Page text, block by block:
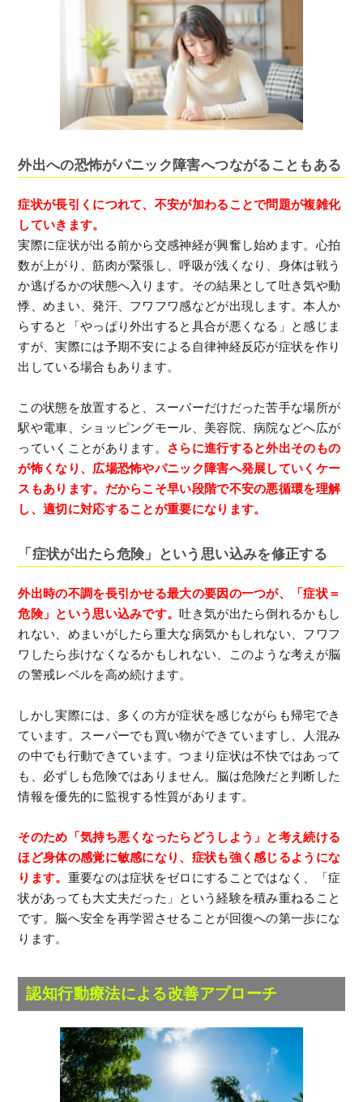
外出への恐怖がパニック障害へつながることもある
症状が長引くにつれて、不安が加わることで問題が複雑化
していきます。
実際に症状が出る前から交感神経が興奮し始めます。心拍
数が上がり、筋肉が緊張し、呼吸が浅くなり、身体は戦う
か逃げるかの状態へ入ります。その結果として吐き気や動
悸、めまい、発汗、フワフワ感などが出現します。本人か
らすると「やっぱり外出すると具合が悪くなる」と感じま
すが、実際には予期不安による自律神経反応が症状を作り
出している場合もあります。
この状態を放置すると、スーパーだけだった苦手な場所が
駅や電車、ショッピングモール、美容院、病院などへ広が
っていくことがあります。
さらに進行すると外出そのもの
が怖くなり、広場恐怖やパニック障害へ発展していくケー
スもあります。だからこそ早い段階で不安の悪循環を理解
し、適切に対応することが重要になります。
「症状が出たら危険」という思い込みを修正する
外出時の不調を長引かせる最大の要因の一つが、「症状＝
危険」という思い込みです。吐き気が出たら倒れるかもし
れない、めまいがしたら重大な病気かもしれない、フワフ
ワしたら歩けなくなるかもしれない、このような考えが脳
の警戒レベルを高め続けます。
しかし実際には、多くの方が症状を感じながらも帰宅でき
ています。スーパーでも買い物ができていますし、人混み
の中でも行動できています。つまり症状は不快ではあって
も、必ずしも危険ではありません。脳は危険だと判断した
情報を優先的に監視する性質があります。
そのため「気持ち悪くなったらどうしよう」と考え続ける
ほど身体の感覚に敏感になり、症状も強く感じるようにな
ります。 重要なのは症状をゼロにすることではなく、「症
状があっても大丈夫だった」という経験を積み重ねること
です。脳へ安全を再学習させることが回復への第一歩にな
ります。
認知行動療法による改善アプローチ